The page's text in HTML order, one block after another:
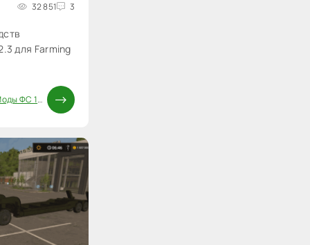
32 851 3
для Farming
ФС 17 / Паки